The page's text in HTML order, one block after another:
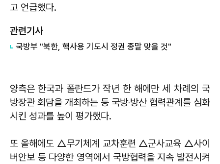
고 언급했다.
관련기사
국방부 "북한, 핵사용 기도시 정권 종말 맞을 것"
양측은 한국과 폴란드가 작년 한 해에만 세 차례의 국
방장관 회담을 개최하는 등 국방‧방산 협력관계를 심화
시킨 성과를 높이 평가했다.
또 올해에도 △무기체계 교차훈련 △군사교육 △사이
버안보 등 다양한 영역에서 국방협력을 지속 발전시켜